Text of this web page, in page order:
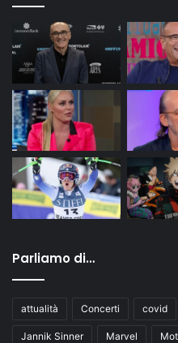
Parliamo di…
attualità Concerti covid
Jannik Sinner Marvel